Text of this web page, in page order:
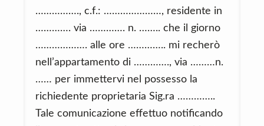
……………., c.f.: …………………, residente in
…………. via …………. n. …….. che il giorno
………………. alle ore ………….. mi recherò
nell’appartamento di …………., via ………n.
…… per immettervi nel possesso la
richiedente proprietaria Sig.ra …………..
Tale comunicazione effettuo notificando